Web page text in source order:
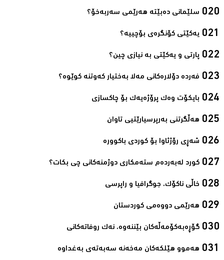
سلێمانی ده‌بێته‌ هه‌رێمی سه‌ربه‌خۆ؟‌
یەکێتی کۆنگرەی بۆچییە؟‌
پارتی و یه‌كێتی به‌ نیازی چین؟‌
فەردە دۆلارەکانی مەلا بەختیار کەوتنە کوێوە؟‌
بایكۆت وەك پرۆژەیەك بۆ چاكسازی‌
هه‌ڵگرتنى به‌رپرسیارێتیى تاوان‌
شەڕی رۆژئاوا بۆ كوردی باكوورە‌
كورد له‌به‌رده‌م سته‌مكاری دوژمنه‌كانی چی بكات؟‌
خاڵی ناكۆك، جوگرافیا و راپرسی‌
هەرێمی دووەمی كوردستان‌
گۆڕەبەكۆمەڵەكان بێننەوە، نەك روفاتەكانی‌
هەموو هێلكەكان مەخەنە سەبەتەی بەغداوە‌